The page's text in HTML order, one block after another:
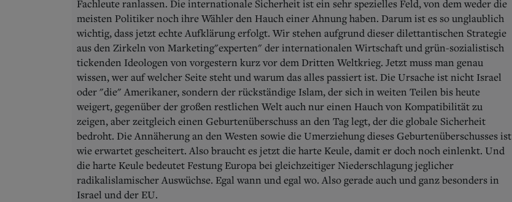
Fachleute ranlassen. Die internationale Sicherheit ist ein sehr spezielles Feld, von dem weder die
meisten Politiker noch ihre Wähler den Hauch einer Ahnung haben. Darum ist es so unglaublich
wichtig, dass jetzt echte Aufklärung erfolgt. Wir stehen aufgrund dieser dilettantischen Strategie
aus den Zirkeln von Marketing"experten" der internationalen Wirtschaft und grün-sozialistisch
tickenden Ideologen von vorgestern kurz vor dem Dritten Weltkrieg. Jetzt muss man genau
wissen, wer auf welcher Seite steht und warum das alles passiert ist. Die Ursache ist nicht Israel
oder "die" Amerikaner, sondern der rückständige Islam, der sich in weiten Teilen bis heute
weigert, gegenüber der großen restlichen Welt auch nur einen Hauch von Kompatibilität zu
zeigen, aber zeitgleich einen Geburtenüberschuss an den Tag legt, der die globale Sicherheit
bedroht. Die Annäherung an den Westen sowie die Umerziehung dieses Geburtenüberschusses ist
wie erwartet gescheitert. Also braucht es jetzt die harte Keule, damit er doch noch einlenkt. Und
die harte Keule bedeutet Festung Europa bei gleichzeitiger Niederschlagung jeglicher
radikalislamischer Auswüchse. Egal wann und egal wo. Also gerade auch und ganz besonders in
Israel und der EU.